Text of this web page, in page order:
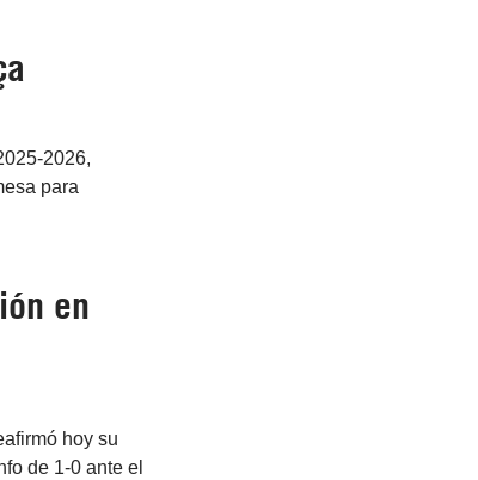
2026,
para
en
hoy su
de 1-0 ante el